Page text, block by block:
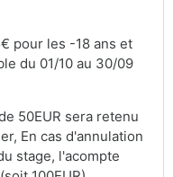
pour les -18 ans et
du 01/10 au 30/09
50EUR sera retenu
En cas d'annulation
stage, l'acompte